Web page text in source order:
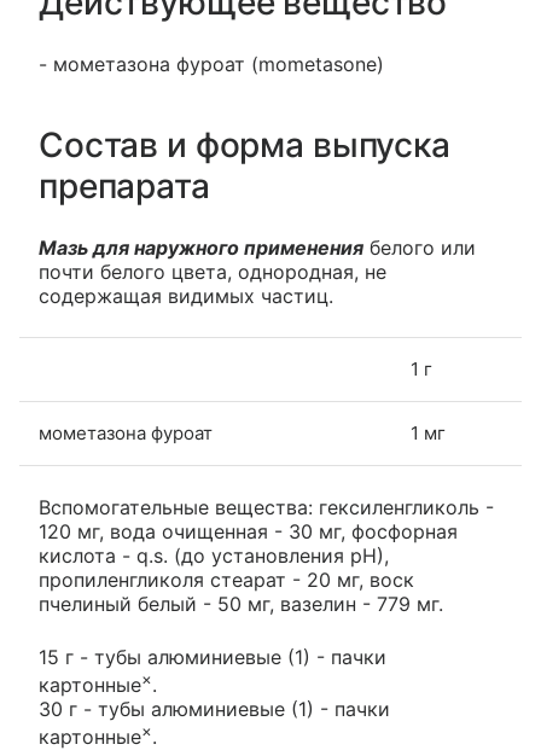
- мометазона фуроат (mometasone)
Состав и форма выпуска
препарата
Мазь для наружного применения белого или
почти белого цвета, однородная, не
содержащая видимых частиц.
1 г
мометазона фуроат 1 мг
Вспомогательные вещества: гексиленгликоль -
120 мг, вода очищенная - 30 мг, фосфорная
кислота - q.s. (до установления pH),
пропиленгликоля стеарат - 20 мг, воск
пчелиный белый - 50 мг, вазелин - 779 мг.
15 г - тубы алюминиевые (1) - пачки
картонные×.
30 г - тубы алюминиевые (1) - пачки
картонные×.